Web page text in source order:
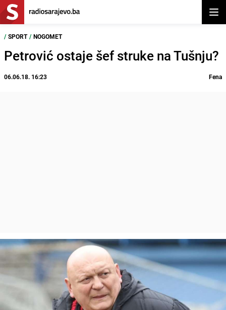
/ SPORT / NOGOMET
Petrović ostaje šef struke na Tušnju?
06.06.18. 16:23 Fena